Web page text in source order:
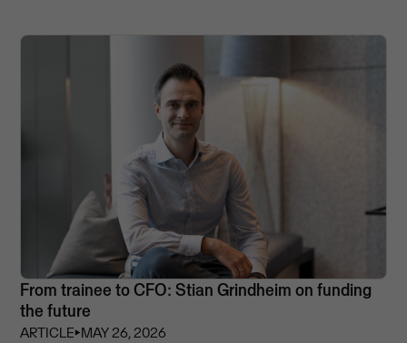
From trainee to CFO: Stian Grindheim on funding
the future
ARTICLE⏵MAY 26, 2026